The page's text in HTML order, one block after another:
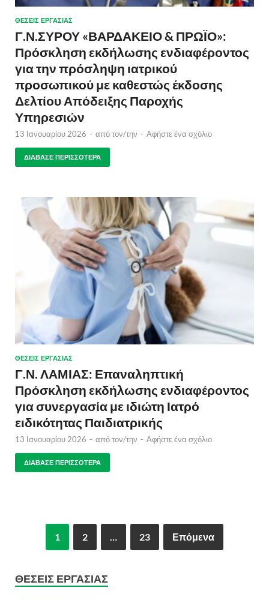
ΘΈΣΕΙΣ ΕΡΓΑΣΊΑΣ
Γ.Ν.ΣΥΡΟΥ «ΒΑΡΔΑΚΕΙΟ & ΠΡΩΪΟ»:
Πρόσκληση εκδήλωσης ενδιαφέροντος
για την πρόσληψη ιατρικού
προσωπικού με καθεστώς έκδοσης
Δελτίου Απόδειξης Παροχής
Υπηρεσιών
13 Ιανουαρίου 2026 - από τον/την - Αφήστε ένα σχόλιο
ΔΙΆΒΑΣΕ ΠΕΡΙΣΣΌΤΕΡΑ
ΘΈΣΕΙΣ ΕΡΓΑΣΊΑΣ
Γ.Ν. ΛΑΜΙΑΣ: Επαναληπτική
Πρόσκληση εκδήλωσης ενδιαφέροντος
για συνεργασία με ιδιώτη Ιατρό
ειδικότητας Παιδιατρικής
13 Ιανουαρίου 2026 - από τον/την - Αφήστε ένα σχόλιο
ΔΙΆΒΑΣΕ ΠΕΡΙΣΣΌΤΕΡΑ
1 2 … 23 Επόμενα
ΘΈΣΕΙΣ ΕΡΓΑΣΊΑΣ